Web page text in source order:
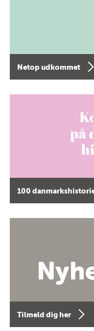
Netop udkommet
100
Tilmeld dig her